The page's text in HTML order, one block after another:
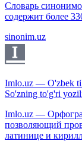
Словарь
содержит более
sinonim.uz
Imlo.uz — O'zbek
So'zning to'g'ri
Imlo.uz —
позволяющий
латинице и